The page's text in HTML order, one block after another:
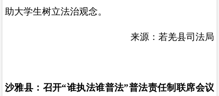
助大学生树立法治观念。
来源：若羌县司法局
沙雅县：召开“谁执法谁普法”普法责任制联席会议